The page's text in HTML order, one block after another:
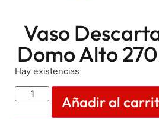
Vaso
Domo Alto
Hay existencias
Añadir al